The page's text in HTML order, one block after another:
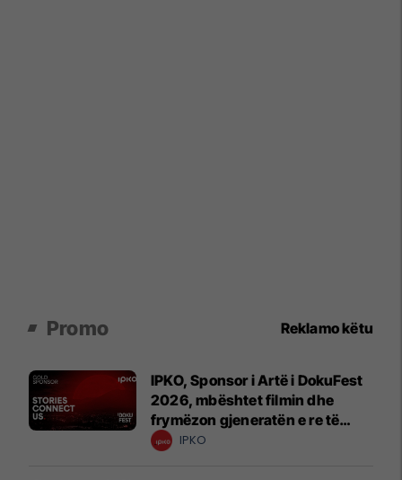
Promo Reklamo këtu
IPKO, Sponsor i Artë i DokuFest
2026, mbështet filmin dhe
frymëzon gjeneratën e re të
krijuesve
IPKO